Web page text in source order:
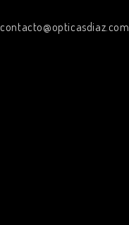
contacto@opticasdiaz.com